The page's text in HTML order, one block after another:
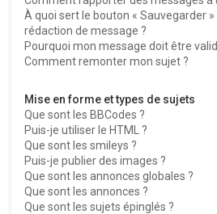
À quoi sert le bouton « Sauvegarder
rédaction de message ?
Pourquoi mon message doit être
Comment remonter mon sujet ?
Mise en forme et types de sujets
Que sont les BBCodes ?
Puis-je utiliser le HTML ?
Que sont les smileys ?
Puis-je publier des images ?
Que sont les annonces globales ?
Que sont les annonces ?
Que sont les sujets épinglés ?